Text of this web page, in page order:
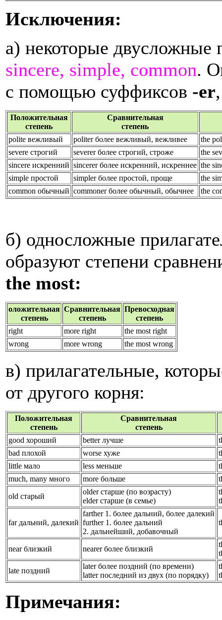
Исключения:
а) некоторые двусложные
sincere, simple, common.
с помощью суффиксов -er
Положительная
степень
Сравнительная
степень
polite вежливый
politer более вежливый, вежливее the
severe строгий
severer более строгий, строже the
sincere искренний sincerer более искренний, искреннее the
simple простой
simpler более простой, проще the
common обычный commoner более обычный, обычнее the
б) односложные
образуют степени
the most:
оложительная
степень
Сравнительная
степень
Превосходная
степень
right
more right
the most right
wrong
more wrong the most wrong
в) прилагательные,
от другого корня:
Положительная
степень
Сравнительная
степень
good хороший
better лучше
bad плохой
worse хуже
little мало
less меньше
much, many много
more больше
old старый
older старше (по возрасту)
elder старше (в семье)
far дальний, далекий
farther 1. более дальний, более далекий
further 1. более дальний
2. дальнейший, добавочный
near близкий nearer более близкий
late поздний
later более поздний (по времени)
latter последний из двух (по порядку)
Примечания: